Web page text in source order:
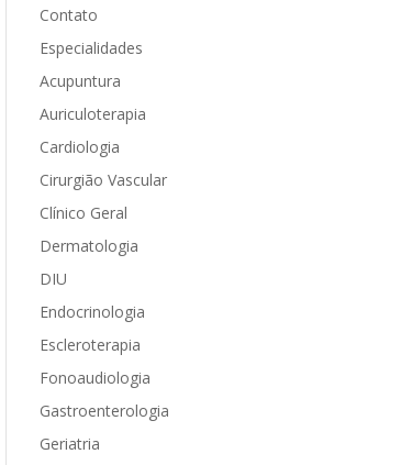
Contato
Especialidades
Acupuntura
Auriculoterapia
Cardiologia
Cirurgião Vascular
Clínico Geral
Dermatologia
DIU
Endocrinologia
Escleroterapia
Fonoaudiologia
Gastroenterologia
Geriatria